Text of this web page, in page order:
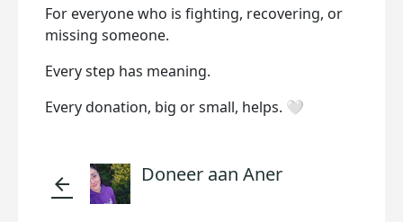
For everyone who is fighting, recovering, or
missing someone.
Every step has meaning.
Every donation, big or small, helps. 🤍
arrow_back Doneer aan Aner